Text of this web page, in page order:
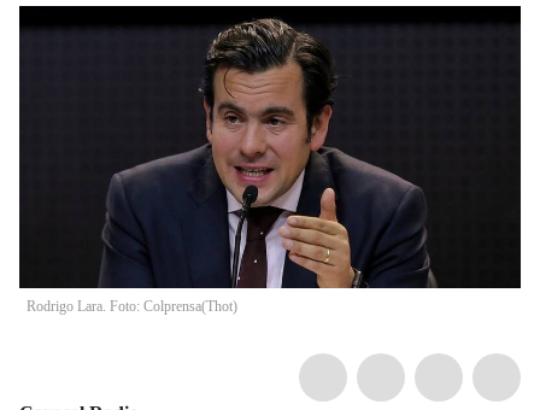
Rodrigo Lara. Foto: Colprensa(Thot)